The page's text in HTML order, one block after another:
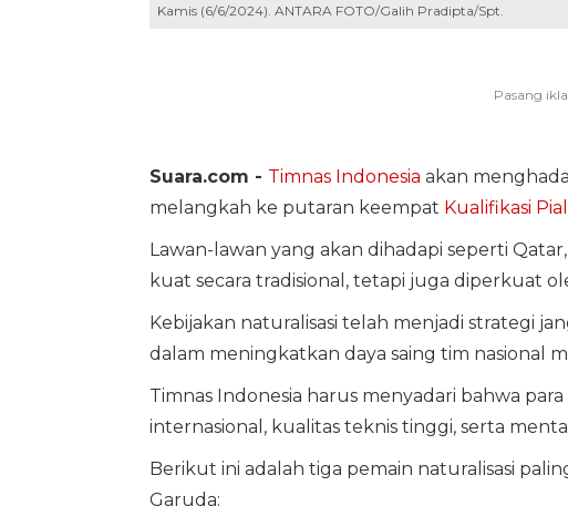
Kamis (6/6/2024). ANTARA FOTO/Galih Pradipta/Spt.
Suara.com - Timnas Indonesia akan
melangkah ke putaran keempat Kualifikasi
Lawan-lawan yang akan dihadapi seperti
kuat secara tradisional, tetapi juga diperkuat
Kebijakan naturalisasi telah menjadi strategi
dalam meningkatkan daya saing tim nasional
Timnas Indonesia harus menyadari bahwa
internasional, kualitas teknis tinggi, serta
Berikut ini adalah tiga pemain naturalisasi
Garuda: